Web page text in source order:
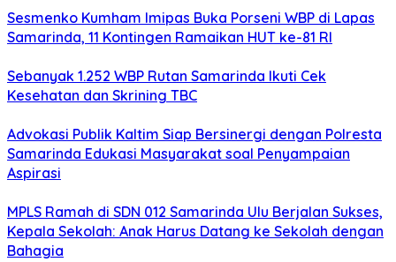
Sesmenko Kumham Imipas Buka Porseni WBP di Lapas
Samarinda, 11 Kontingen Ramaikan HUT ke-81 RI
Sebanyak 1.252 WBP Rutan Samarinda Ikuti Cek
Kesehatan dan Skrining TBC
Advokasi Publik Kaltim Siap Bersinergi dengan Polresta
Samarinda Edukasi Masyarakat soal Penyampaian
Aspirasi
MPLS Ramah di SDN 012 Samarinda Ulu Berjalan Sukses,
Kepala Sekolah: Anak Harus Datang ke Sekolah dengan
Bahagia